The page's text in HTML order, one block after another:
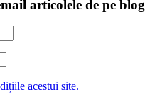
articolele de pe blog
acestui site.